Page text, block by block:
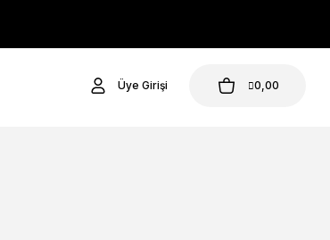
Üye Girişi 0,00